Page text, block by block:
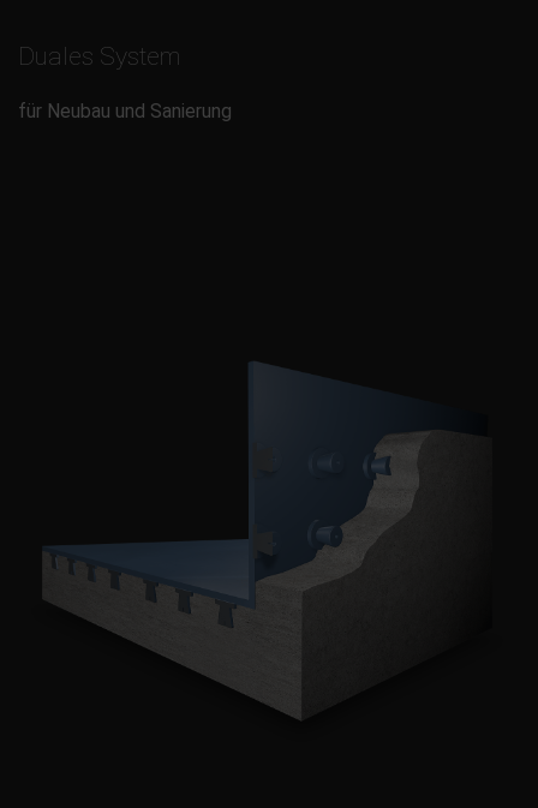
Duales System
für Neubau und Sanierung